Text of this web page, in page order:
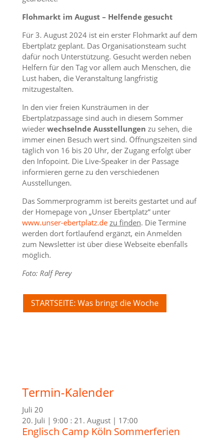
Flohmarkt im August – Helfende gesucht
Für 3. August 2024 ist ein erster Flohmarkt auf dem
Ebertplatz geplant. Das Organisationsteam sucht
dafür noch Unterstützung. Gesucht werden neben
Helfern für den Tag vor allem auch Menschen, die
Lust haben, die Veranstaltung langfristig
mitzugestalten.
In den vier freien Kunsträumen in der
Ebertplatzpassage sind auch in diesem Sommer
wieder wechselnde Ausstellungen zu sehen, die
immer einen Besuch wert sind. Öffnungszeiten sind
täglich von 16 bis 20 Uhr, der Zugang erfolgt über
den Infopoint. Die Live-Speaker in der Passage
informieren gerne zu den verschiedenen
Ausstellungen.
Das Sommerprogramm ist bereits gestartet und auf
der Homepage von „Unser Ebertplatz“ unter
www.unser-ebertplatz.de zu finden. Die Termine
werden dort fortlaufend ergänzt, ein Anmelden
zum Newsletter ist über diese Webseite ebenfalls
möglich.
Foto: Ralf Perey
STARTSEITE: Was bringt die Woche
Termin-Kalender
Juli 20
20. Juli | 9:00 : 21. August | 17:00
Englisch Camp Köln Sommerferien